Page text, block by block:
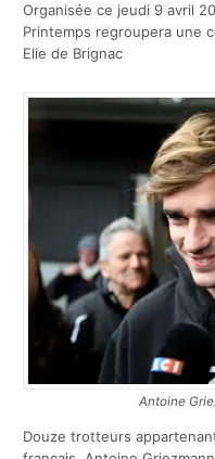
Organisée ce jeudi 9 avril
Printemps regroupera une
Elie de Brignac
Antoine
Douze trotteurs